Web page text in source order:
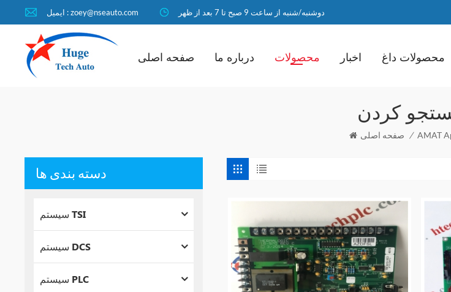
ایمیل : zoey@nseauto.com دوشنبه/شنبه از ساعت 9 صبح تا 7 بعد از ظهر
صفحه اصلی درباره ما محصولات اخبار محصولات داغ
کردن
صفحه اصلی / AMAT
دسته بندی ها
سیستم TSI
سیستم DCS
سیستم PLC